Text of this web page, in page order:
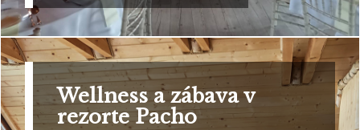
Wellness a zábava v
rezorte Pacho